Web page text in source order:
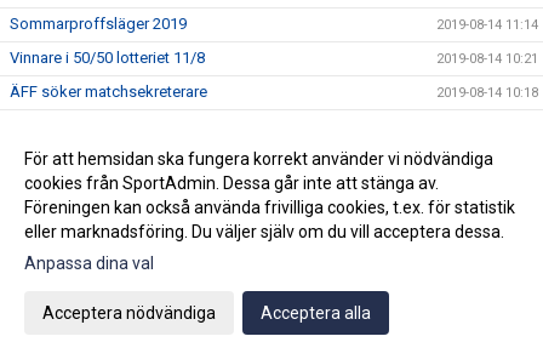
Sommarproffsläger 2019 2019-08-14 11:14
Vinnare i 50/50 lotteriet 11/8 2019-08-14 10:21
ÄFF söker matchsekreterare 2019-08-14 10:18
Kalle är på semester 2019-08-10 09:14
Klubbchefen Helena Wennerström presenterar sig
FitLine är ny samarbetspartner 2019-08-03 14:21
ÄFF söker matchsekreterare
Bemanning på våra kanslier i sommar
För att hemsidan ska fungera korrekt använder vi nödvändiga
cookies från SportAdmin. Dessa går inte att stänga av.
Föreningen kan också använda frivilliga cookies, t.ex. för statistik
eller marknadsföring. Du väljer själv om du vill acceptera dessa.
Anpassa dina val
Acceptera nödvändiga Acceptera alla